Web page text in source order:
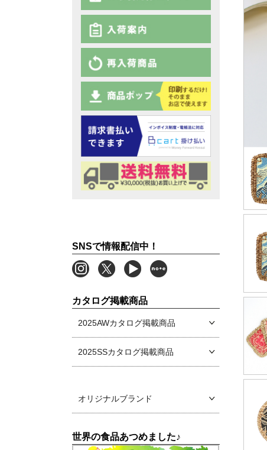
SNSで情報配信中！
カタログ掲載商品
2025AWカタログ掲載商品
2025SSカタログ掲載商品
オリジナルブランド
世界の食品あつめました♪